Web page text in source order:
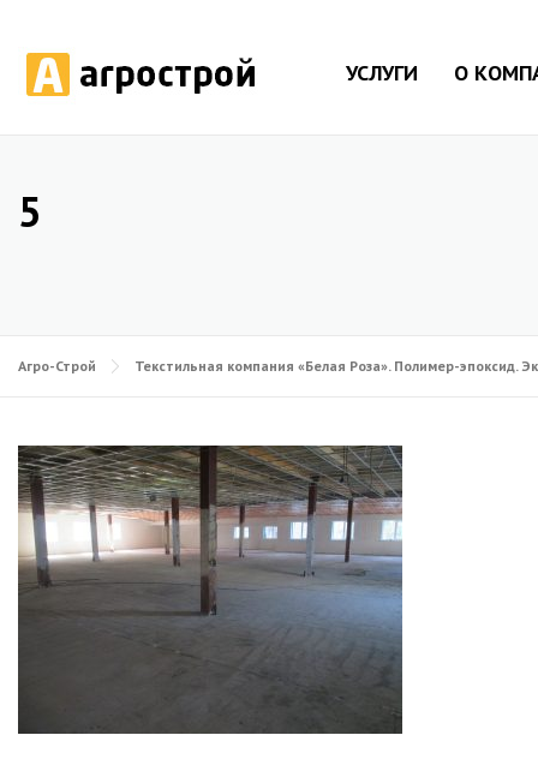
УСЛУГИ О
5
Агро-Строй Текстильная компания «Белая Роза». Полимер-эпоксид.